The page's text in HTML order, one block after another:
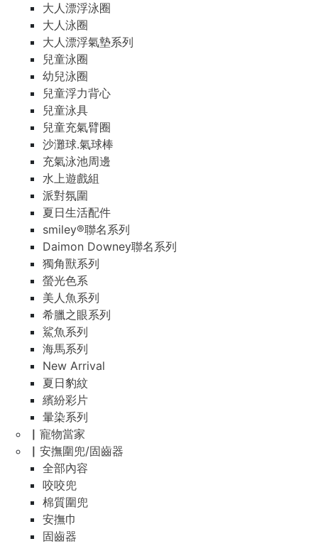
大人漂浮泳圈
大人泳圈
大人漂浮氣墊系列
兒童泳圈
幼兒泳圈
兒童浮力背心
兒童泳具
兒童充氣臂圈
沙灘球.氣球棒
充氣泳池周邊
水上遊戲組
派對氛圍
夏日生活配件
smiley®聯名系列
Daimon Downey聯名系列
獨角獸系列
螢光色系
美人魚系列
希臘之眼系列
鯊魚系列
海馬系列
New Arrival
夏日豹紋
繽紛彩片
暈染系列
▏寵物當家
▏安撫圍兜/固齒器
全部內容
咬咬兜
棉質圍兜
安撫巾
固齒器